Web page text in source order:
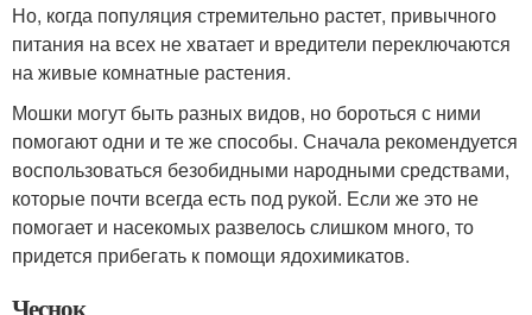
Но, когда популяция стремительно растет, привычного
питания на всех не хватает и вредители переключаются
на живые комнатные растения.
Мошки могут быть разных видов, но бороться с ними
помогают одни и те же способы. Сначала рекомендуется
воспользоваться безобидными народными средствами,
которые почти всегда есть под рукой. Если же это не
помогает и насекомых развелось слишком много, то
придется прибегать к помощи ядохимикатов.
Чеснок